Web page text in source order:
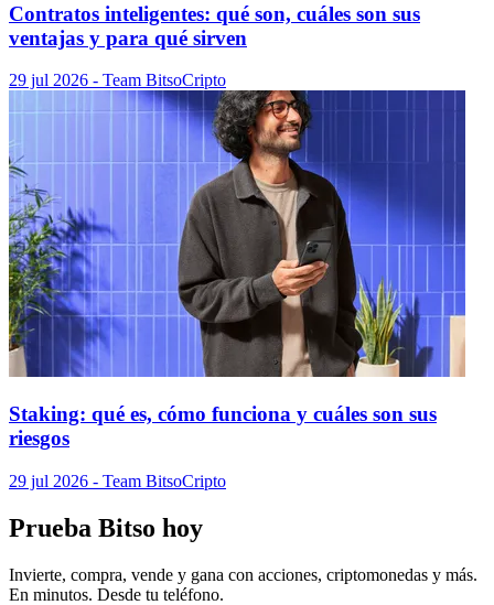
Contratos inteligentes: qué son, cuáles son sus
ventajas y para qué sirven
29 jul 2026 - Team BitsoCripto
Staking: qué es, cómo funciona y cuáles son sus
riesgos
29 jul 2026 - Team BitsoCripto
Prueba Bitso hoy
Invierte, compra, vende y gana con acciones, criptomonedas y más.
En minutos. Desde tu teléfono.